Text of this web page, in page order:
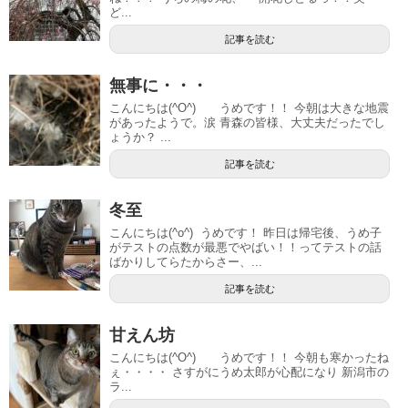
ど...
記事を読む
無事に・・・
こんにちは(^O^) うめです！！ 今朝は大きな地震
があったようで。涙 青森の皆様、大丈夫だったでし
ょうか？ ...
記事を読む
冬至
こんにちは(^o^) うめです！ 昨日は帰宅後、うめ子
がテストの点数が最悪でやばい！！ってテストの話
ばかりしてらたからさー、...
記事を読む
甘えん坊
こんにちは(^O^) うめです！！ 今朝も寒かったね
ぇ・・・・ さすがにうめ太郎が心配になり 新潟市の
ラ...